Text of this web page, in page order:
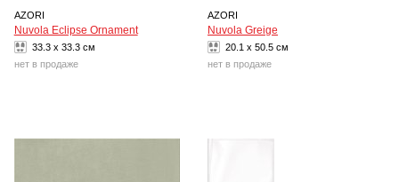
AZORI
Nuvola Eclipse Ornament
33.3 x 33.3 см
нет в продаже
AZORI
Nuvola Greige
20.1 x 50.5 см
нет в продаже